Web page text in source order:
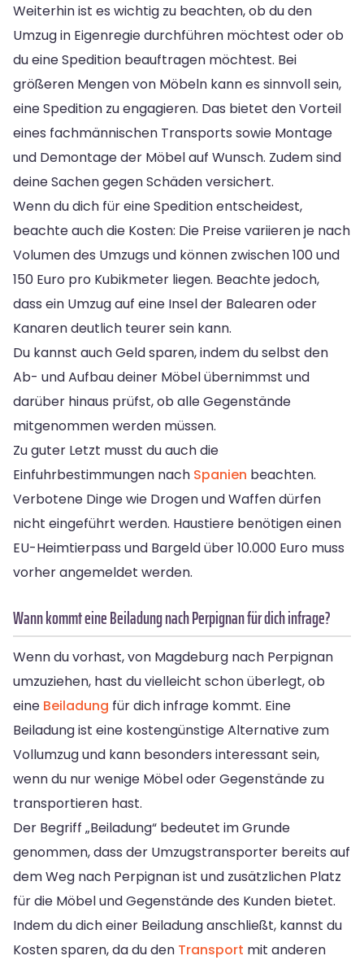
Weiterhin ist es wichtig zu beachten, ob du den
Umzug in Eigenregie durchführen möchtest oder ob
du eine Spedition beauftragen möchtest. Bei
größeren Mengen von Möbeln kann es sinnvoll sein,
eine Spedition zu engagieren. Das bietet den Vorteil
eines fachmännischen Transports sowie Montage
und Demontage der Möbel auf Wunsch. Zudem sind
deine Sachen gegen Schäden versichert.
Wenn du dich für eine Spedition entscheidest,
beachte auch die Kosten: Die Preise variieren je nach
Volumen des Umzugs und können zwischen 100 und
150 Euro pro Kubikmeter liegen. Beachte jedoch,
dass ein Umzug auf eine Insel der Balearen oder
Kanaren deutlich teurer sein kann.
Du kannst auch Geld sparen, indem du selbst den
Ab- und Aufbau deiner Möbel übernimmst und
darüber hinaus prüfst, ob alle Gegenstände
mitgenommen werden müssen.
Zu guter Letzt musst du auch die
Einfuhrbestimmungen nach Spanien beachten.
Verbotene Dinge wie Drogen und Waffen dürfen
nicht eingeführt werden. Haustiere benötigen einen
EU-Heimtierpass und Bargeld über 10.000 Euro muss
vorher angemeldet werden.
Wann kommt eine Beiladung nach Perpignan für dich infrage?
Wenn du vorhast, von Magdeburg nach Perpignan
umzuziehen, hast du vielleicht schon überlegt, ob
eine Beiladung für dich infrage kommt. Eine
Beiladung ist eine kostengünstige Alternative zum
Vollumzug und kann besonders interessant sein,
wenn du nur wenige Möbel oder Gegenstände zu
transportieren hast.
Der Begriff „Beiladung“ bedeutet im Grunde
genommen, dass der Umzugstransporter bereits auf
dem Weg nach Perpignan ist und zusätzlichen Platz
für die Möbel und Gegenstände des Kunden bietet.
Indem du dich einer Beiladung anschließt, kannst du
Kosten sparen, da du den Transport mit anderen